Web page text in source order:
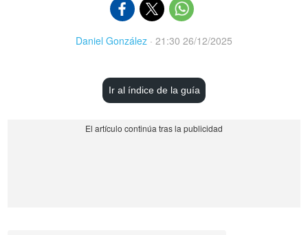
Daniel González · 21:30 26/12/2025
Ir al índice de la guía